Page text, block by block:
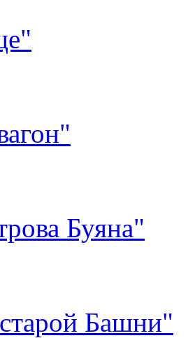
Буяна"
Башни"